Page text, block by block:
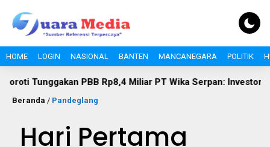
HOME LOGIN NASIONAL BANTEN MANCANEGARA POLITIK
PBB Rp8,4 Miliar PT Wika Serpan: Investor Besar Tak
Beranda / Pandeglang
Hari Pertama